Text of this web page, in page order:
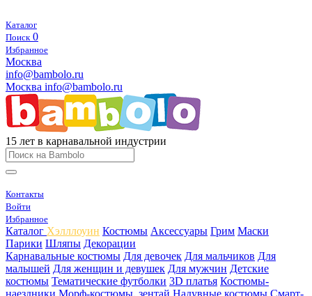
Каталог
Поиск 0
Избранное
Москва
info@bambolo.ru
Москва info@bambolo.ru
15 лет в карнавальной индустрии
Контакты
Войти
Избранное
Каталог Хэлллоуин Костюмы Аксессуары Грим Маски
Парики Шляпы Декорации
Карнавальные костюмы Для девочек Для мальчиков Для
малышей Для женщин и девушек Для мужчин Детские
костюмы Тематические футболки 3D платья Костюмы-
наездники Морф-костюмы, зентай Надувные костюмы Смарт-